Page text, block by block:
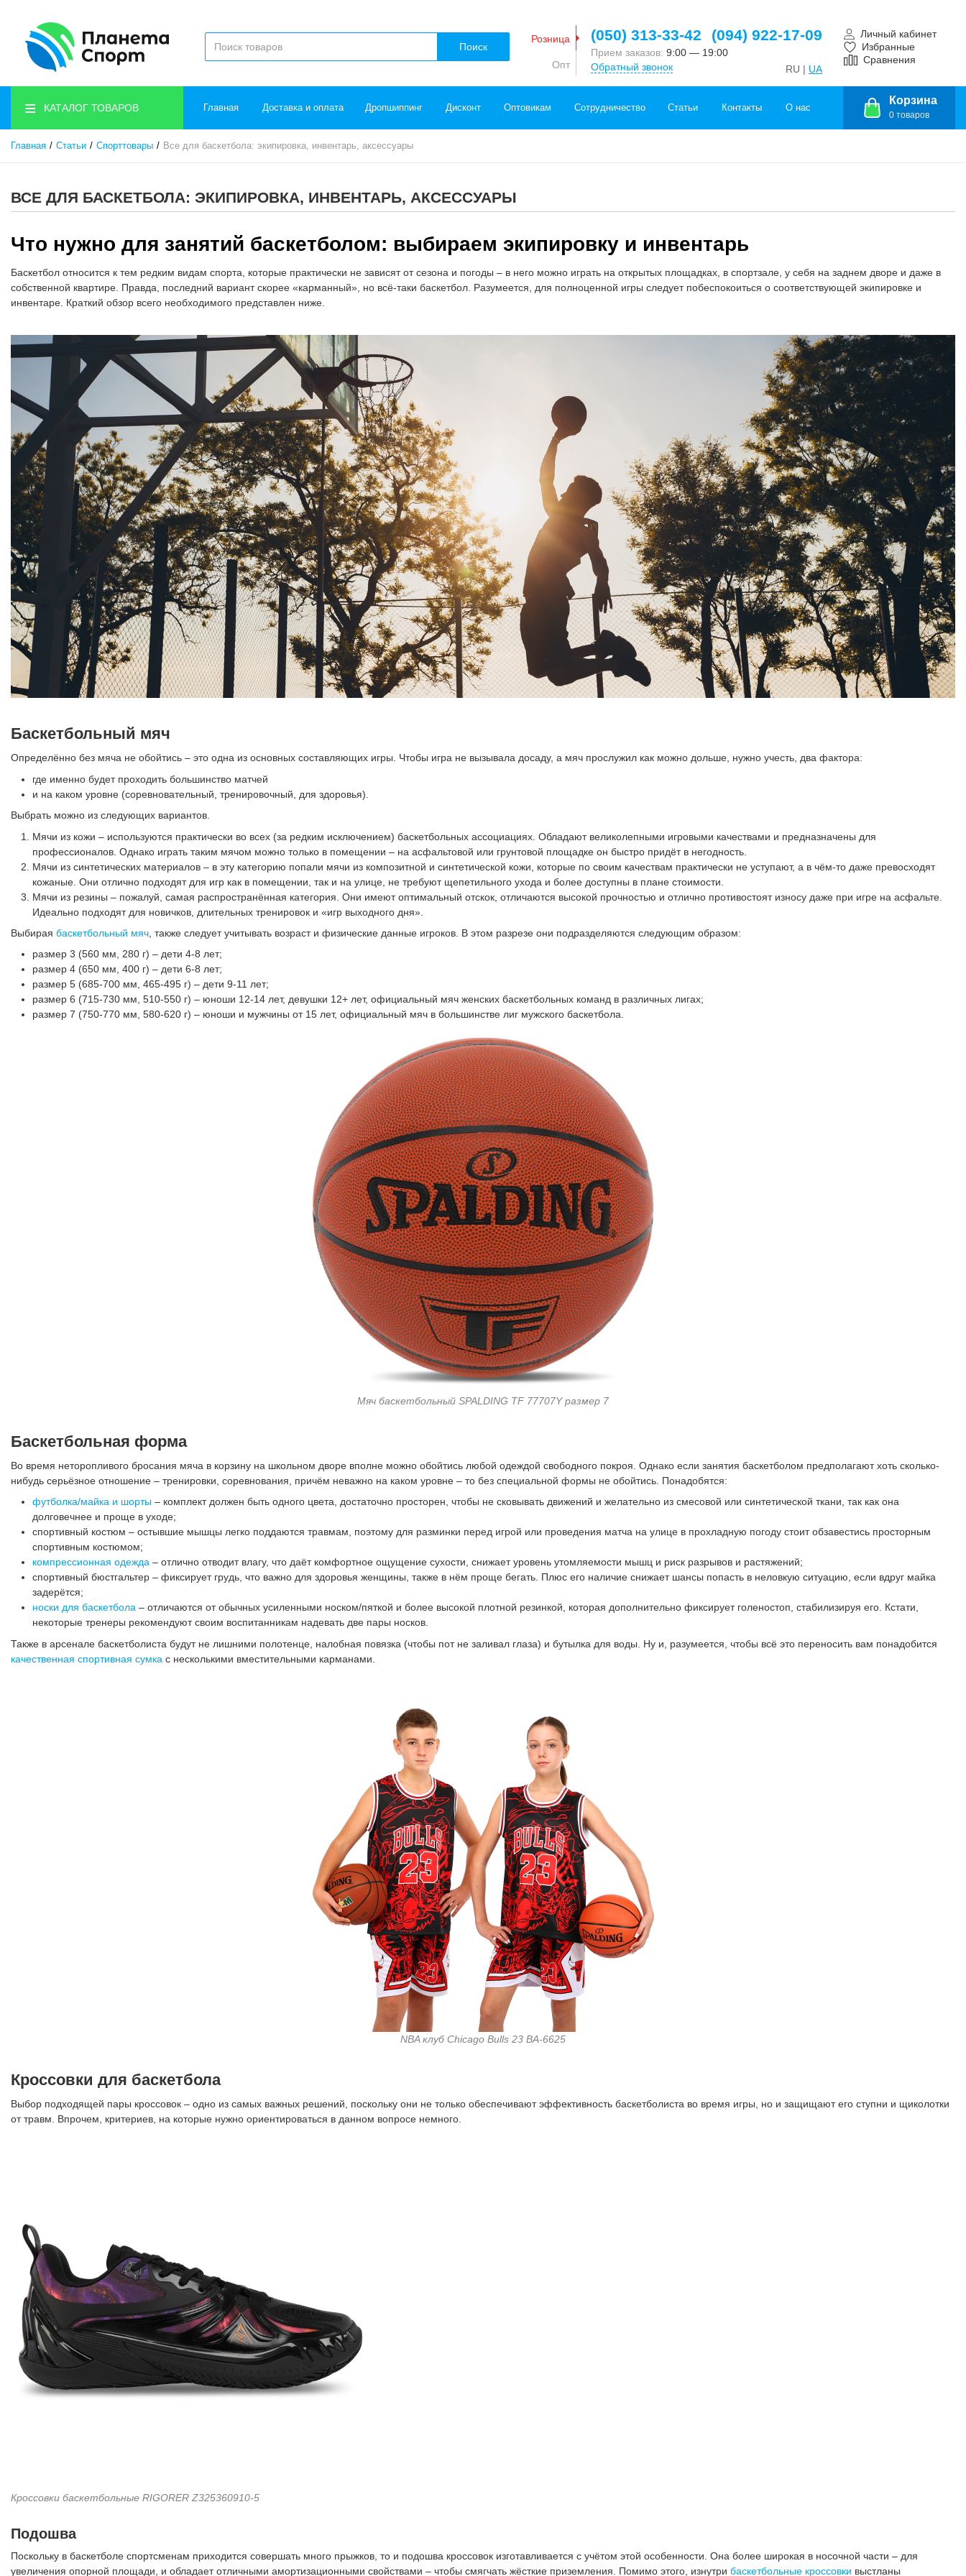
Поиск
Розница
Опт
(050) 313-33-42 (094) 922-17-09
Прием заказов: 9:00 — 19:00
Обратный звонок
RU | UA
Личный кабинет
Избранные
Сравнения
КАТАЛОГ ТОВАРОВ Главная Доставка и оплата Дропшиппинг Дисконт Оптовикам Сотрудничество Статьи Контакты О нас
Корзина
0 товаров
Главная Статьи Спорттовары Все для баскетбола: экипировка, инвентарь, аксессуары
ВСЕ ДЛЯ БАСКЕТБОЛА: ЭКИПИРОВКА, ИНВЕНТАРЬ, АКСЕССУАРЫ
Что нужно для занятий баскетболом: выбираем экипировку и инвентарь
Баскетбол относится к тем редким видам спорта, которые практически не зависят от сезона и погоды – в него можно играть на открытых площадках, в спортзале, у себя на заднем дворе и даже в
собственной квартире. Правда, последний вариант скорее «карманный», но всё-таки баскетбол. Разумеется, для полноценной игры следует побеспокоиться о соответствующей экипировке и
инвентаре. Краткий обзор всего необходимого представлен ниже.
Баскетбольный мяч
Определённо без мяча не обойтись – это одна из основных составляющих игры. Чтобы игра не вызывала досаду, а мяч прослужил как можно дольше, нужно учесть, два фактора:
где именно будет проходить большинство матчей
и на каком уровне (соревновательный, тренировочный, для здоровья).
Выбрать можно из следующих вариантов.
Мячи из кожи – используются практически во всех (за редким исключением) баскетбольных ассоциациях. Обладают великолепными игровыми качествами и предназначены для
профессионалов. Однако играть таким мячом можно только в помещении – на асфальтовой или грунтовой площадке он быстро придёт в негодность.
Мячи из синтетических материалов – в эту категорию попали мячи из композитной и синтетической кожи, которые по своим качествам практически не уступают, а в чём-то даже превосходят
кожаные. Они отлично подходят для игр как в помещении, так и на улице, не требуют щепетильного ухода и более доступны в плане стоимости.
Мячи из резины – пожалуй, самая распространённая категория. Они имеют оптимальный отскок, отличаются высокой прочностью и отлично противостоят износу даже при игре на асфальте.
Идеально подходят для новичков, длительных тренировок и «игр выходного дня».
Выбирая баскетбольный мяч , также следует учитывать возраст и физические данные игроков. В этом разрезе они подразделяются следующим образом:
размер 3 (560 мм, 280 г) – дети 4-8 лет;
размер 4 (650 мм, 400 г) – дети 6-8 лет;
размер 5 (685-700 мм, 465-495 г) – дети 9-11 лет;
размер 6 (715-730 мм, 510-550 г) – юноши 12-14 лет, девушки 12+ лет, официальный мяч женских баскетбольных команд в различных лигах;
размер 7 (750-770 мм, 580-620 г) – юноши и мужчины от 15 лет, официальный мяч в большинстве лиг мужского баскетбола.
Мяч баскетбольный SPALDING TF 77707Y размер 7
Баскетбольная форма
Во время неторопливого бросания мяча в корзину на школьном дворе вполне можно обойтись любой одеждой свободного покроя. Однако если занятия баскетболом предполагают хоть сколько-
нибудь серьёзное отношение – тренировки, соревнования, причём неважно на каком уровне – то без специальной формы не обойтись. Понадобятся:
футболка/майка и шорты – комплект должен быть одного цвета, достаточно просторен, чтобы не сковывать движений и желательно из смесовой или синтетической ткани, так как она
долговечнее и проще в уходе;
спортивный костюм – остывшие мышцы легко поддаются травмам, поэтому для разминки перед игрой или проведения матча на улице в прохладную погоду стоит обзавестись просторным
спортивным костюмом;
компрессионная одежда – отлично отводит влагу, что даёт комфортное ощущение сухости, снижает уровень утомляемости мышц и риск разрывов и растяжений;
спортивный бюстгальтер – фиксирует грудь, что важно для здоровья женщины, также в нём проще бегать. Плюс его наличие снижает шансы попасть в неловкую ситуацию, если вдруг майка
задерётся;
носки для баскетбола – отличаются от обычных усиленными носком/пяткой и более высокой плотной резинкой, которая дополнительно фиксирует голеностоп, стабилизируя его. Кстати,
некоторые тренеры рекомендуют своим воспитанникам надевать две пары носков.
Также в арсенале баскетболиста будут не лишними полотенце, налобная повязка (чтобы пот не заливал глаза) и бутылка для воды. Ну и, разумеется, чтобы всё это переносить вам понадобится
качественная спортивная сумка с несколькими вместительными карманами.
NBA клуб Chicago Bulls 23 BA-6625
Кроссовки для баскетбола
Выбор подходящей пары кроссовок – одно из самых важных решений, поскольку они не только обеспечивают эффективность баскетболиста во время игры, но и защищают его ступни и щиколотки
от травм. Впрочем, критериев, на которые нужно ориентироваться в данном вопросе немного.
Кроссовки баскетбольные RIGORER Z325360910-5
Подошва
Поскольку в баскетболе спортсменам приходится совершать много прыжков, то и подошва кроссовок изготавливается с учётом этой особенности. Она более широкая в носочной части – для
увеличения опорной площади, и обладает отличными амортизационными свойствами – чтобы смягчать жёсткие приземления. Помимо этого, изнутри баскетбольные кроссовки выстланы